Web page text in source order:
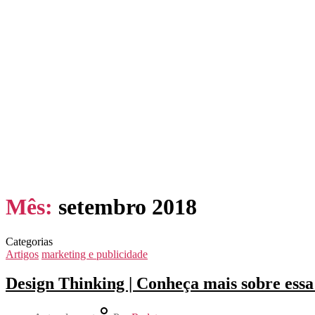
Mês: setembro 2018
Categorias
Artigos marketing e publicidade
Design Thinking | Conheça mais sobre